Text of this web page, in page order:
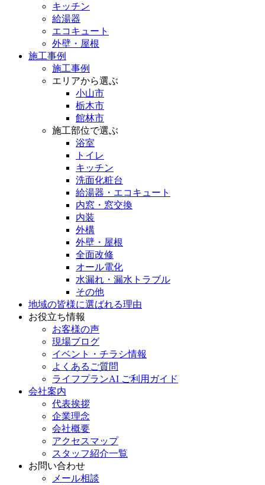
キッチン
給湯器
エコキュート
外壁・屋根
施工事例
施工事例
エリアから選ぶ
小山市
栃木市
館林市
施工部位で選ぶ
浴室
トイレ
キッチン
洗面化粧台
給湯器・エコキュート
内窓・窓交換
内装
外構
外壁・屋根
全面改修
オール電化
水漏れ・漏水トラブル
その他
地域の皆様に選ばれる理由
お役立ち情報
お客様の声
現場ブログ
イベント・チラシ情報
よくあるご質問
ライフプランAI ご利用ガイド
会社案内
代表挨拶
企業理念
会社概要
アクセスマップ
スタッフ紹介一覧
お問い合わせ
メール相談